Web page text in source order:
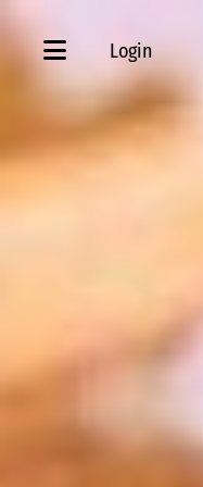
Login